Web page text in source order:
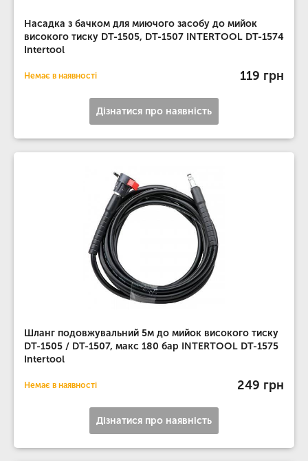
Насадка з бачком для миючого засобу до мийок
високого тиску DT-1505, DT-1507 INTERTOOL DT-1574
Intertool
Немає в наявності 119 грн
Дізнатися про наявність
Шланг подовжувальний 5м до мийок високого тиску
DT-1505 / DT-1507, макс 180 бар INTERTOOL DT-1575
Intertool
Немає в наявності 249 грн
Дізнатися про наявність